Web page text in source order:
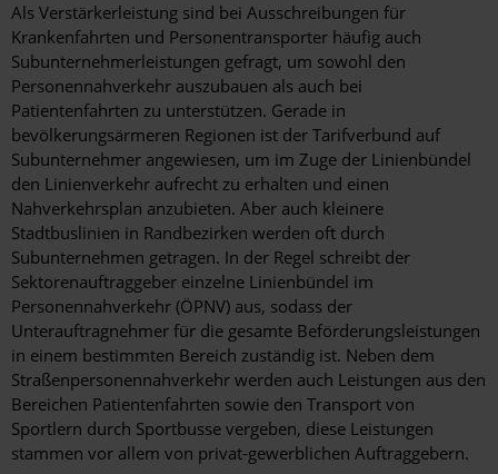
Harz
Hochsauerlandkreis
Märkischer Kreis
Mecklenburg
Ortenaukreis
Ostwestfalen-Lippe
Rhein-Main
Rhein-Neckar
Salzlandkreis
Unterfranken
Wetteraukreis
Als Verstärkerleistung sind bei Ausschreibungen für
Krankenfahrten und Personentransporter häufig auch
Subunternehmerleistungen gefragt, um sowohl den
Personennahverkehr auszubauen als auch bei
Patientenfahrten zu unterstützen. Gerade in
bevölkerungsärmeren Regionen ist der Tarifverbund auf
Subunternehmer angewiesen, um im Zuge der Linienbündel
den Linienverkehr aufrecht zu erhalten und einen
Nahverkehrsplan anzubieten. Aber auch kleinere
Stadtbuslinien in Randbezirken werden oft durch
Subunternehmen getragen. In der Regel schreibt der
Sektorenauftraggeber einzelne Linienbündel im
Personennahverkehr (ÖPNV) aus, sodass der
Unterauftragnehmer für die gesamte Beförderungsleistungen
in einem bestimmten Bereich zuständig ist. Neben dem
Straßenpersonennahverkehr werden auch Leistungen aus den
Bereichen Patientenfahrten sowie den Transport von
Sportlern durch Sportbusse vergeben, diese Leistungen
stammen vor allem von privat-gewerblichen Auftraggebern.